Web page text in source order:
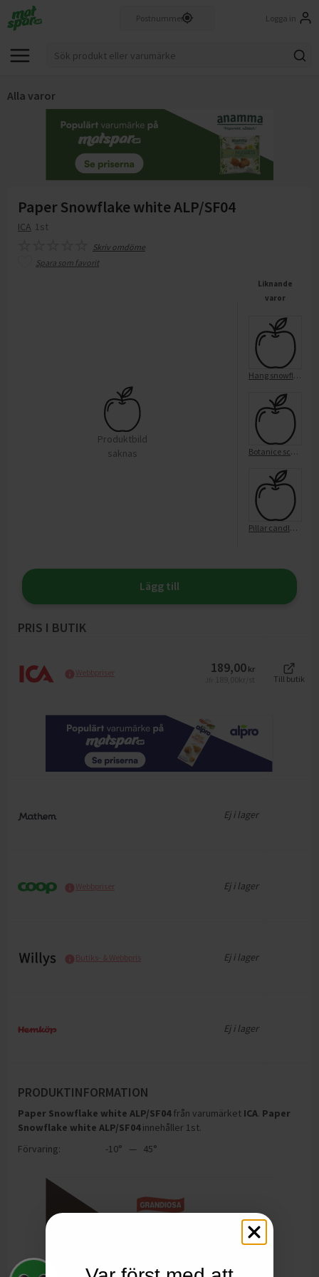
Logga in
Alla varor
Paper Snowflake white ALP/SF04
ICA 1st
Skriv omdöme
Spara som favorit
Produktbild
saknas
Liknande
varor
Hang snowflake white 10cm 10-p
Botanice scented tin white
Pillar candle 6.8x10, white
Lägg till
PRIS I BUTIK
Webbpriser 189,00 kr
Till butik
Ej i lager
Webbpriser Ej i lager
Butiks- & Webbpris Ej i lager
Ej i lager
PRODUKTINFORMATION
Paper Snowflake white ALP/SF04 från varumärket ICA. Paper
Snowflake white ALP/SF04 innehåller 1st.
Förvaring:
-10° — 45°